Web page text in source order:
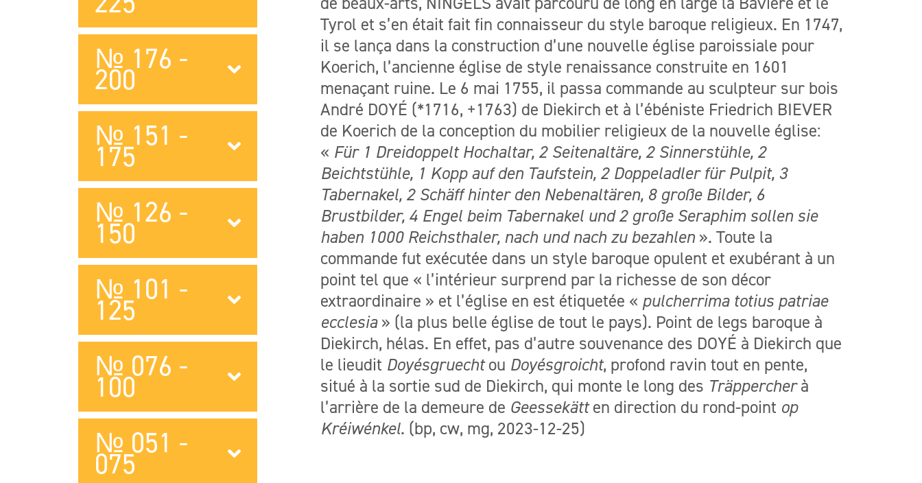
№ 051 -
075
№ 076 -
100
№ 101 -
125
№ 126 -
150
№ 151 -
175
№ 176 -
200
Tyrol et s’en était fait fin connaisseur du style baroque religieux. En 1747,
il se lança dans la construction d’une nouvelle église paroissiale pour
Koerich, l’ancienne église de style renaissance construite en 1601
menaçant ruine. Le 6 mai 1755, il passa commande au sculpteur sur bois
André DOYÉ (*1716, +1763) de Diekirch et à l’ébéniste Friedrich BIEVER
de Koerich de la conception du mobilier religieux de la nouvelle église:
« Für 1 Dreidoppelt Hochaltar, 2 Seitenaltäre, 2 Sinnerstühle, 2
Beichtstühle, 1 Kopp auf den Taufstein, 2 Doppeladler für Pulpit, 3
Tabernakel, 2 Schäff hinter den Nebenaltären, 8 große Bilder, 6
Brustbilder, 4 Engel beim Tabernakel und 2 große Seraphim sollen sie
haben 1000 Reichsthaler, nach und nach zu bezahlen ». Toute la
commande fut exécutée dans un style baroque opulent et exubérant à un
point tel que « l’intérieur surprend par la richesse de son décor
extraordinaire » et l’église en est étiquetée « pulcherrima totius patriae
ecclesia» (la plus belle église de tout le pays). Point de legs baroque à
Diekirch, hélas. En effet, pas d’autre souvenance des DOYÉ à Diekirch que
le lieudit Doyésgruechtou Doyésgroicht, profond ravin tout en pente,
situé à la sortie sud de Diekirch, qui monte le long des Träppercherà
l’arrière de la demeure de Geessekätten direction du rond-point op
Kréiwénkel. (bp, cw, mg, 2023-12-25)